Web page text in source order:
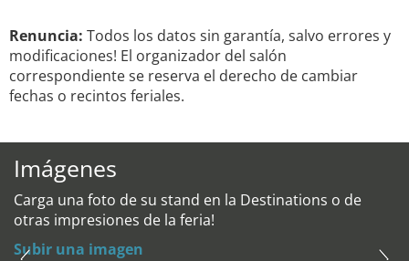
Renuncia: Todos los datos sin garantía, salvo errores y
modificaciones! El organizador del salón
correspondiente se reserva el derecho de cambiar
fechas o recintos feriales.
Imágenes
Carga una foto de su stand en la Destinations o de
otras impresiones de la feria!
Subir una imagen